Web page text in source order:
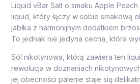
Liquid vBar Salt o smaku Apple
liquid, który łączy w sobie smakową
jabłka z harmonijnym dodatkiem
To jednak nie jedyna cecha, która
Sól nikotynowa, którą zawiera ten
rewolucja w doznaniach
jej obecności palenie staje się